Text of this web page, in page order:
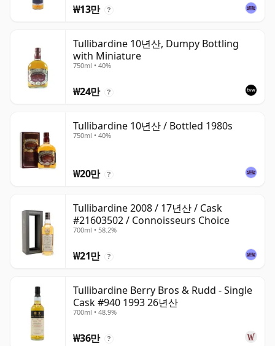
₩13만 ?
Tullibardine 10년산, Dumpy Bottling
with Miniature
750ml • 40%
₩24만 ?
Tullibardine 10년산 / Bottled 1980s
750ml • 40%
₩20만 ?
Tullibardine 2008 / 17년산 / Cask
#21603502 / Connoisseurs Choice
700ml • 58.2%
₩21만 ?
Tullibardine Berry Bros & Rudd - Single
Cask #940 1993 26년산
700ml • 48.9%
₩36만 ?